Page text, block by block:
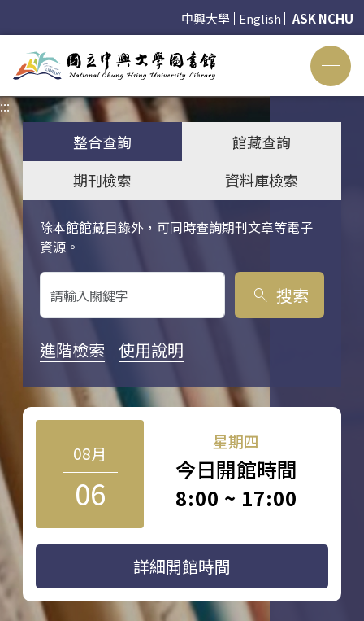
中興大學 English ASK NCHU
:::
整合查詢
館藏查詢
期刊檢索
資料庫檢索
除本館館藏目錄外，可同時查詢期刊文章等電子
資源。
關鍵字搜尋
search 搜索
進階檢索 使用說明
08月
06
星期四
今日開館時間
8:00 ~ 17:00
詳細開館時間